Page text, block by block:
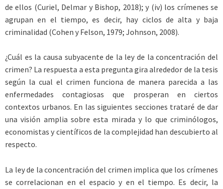
de ellos (Curiel, Delmar y Bishop, 2018); y (iv) los crímenes se
agrupan en el tiempo, es decir, hay ciclos de alta y baja
criminalidad (Cohen y Felson, 1979; Johnson, 2008).
¿Cuál es la causa subyacente de la ley de la concentración del
crimen? La respuesta a esta pregunta gira alrededor de la tesis
según la cual el crimen funciona de manera parecida a las
enfermedades contagiosas que prosperan en ciertos
contextos urbanos. En las siguientes secciones trataré de dar
una visión amplia sobre esta mirada y lo que criminólogos,
economistas y científicos de la complejidad han descubierto al
respecto.
La ley de la concentración del crimen implica que los crímenes
se correlacionan en el espacio y en el tiempo. Es decir, la